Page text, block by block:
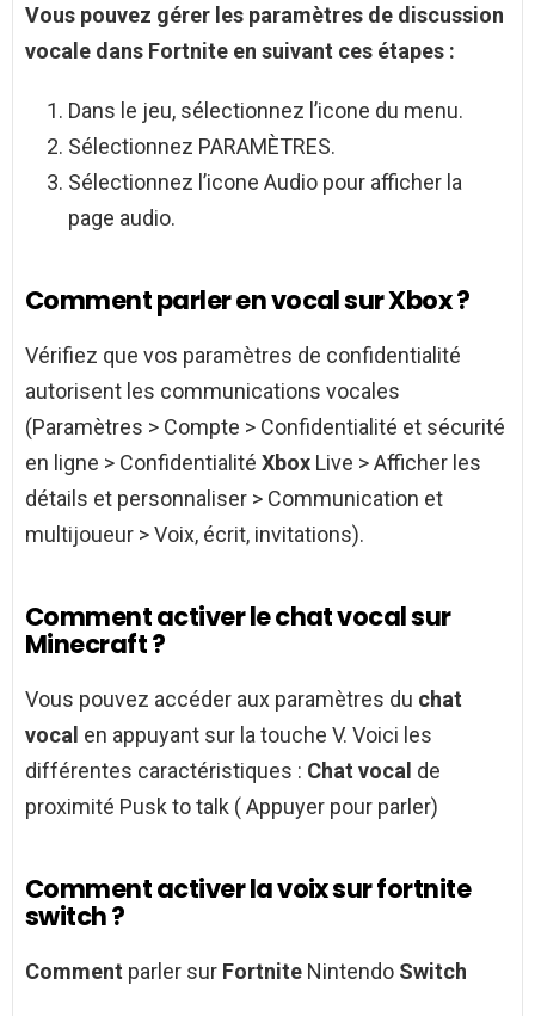
Vous pouvez gérer les paramètres de discussion
vocale dans Fortnite en suivant ces étapes :
Dans le jeu, sélectionnez l’icone du menu.
Sélectionnez PARAMÈTRES.
Sélectionnez l’icone Audio pour afficher la
page audio.
Comment parler en vocal sur Xbox ?
Vérifiez que vos paramètres de confidentialité
autorisent les communications vocales
(Paramètres > Compte > Confidentialité et sécurité
en ligne > Confidentialité Xbox Live > Afficher les
détails et personnaliser > Communication et
multijoueur > Voix, écrit, invitations).
Comment activer le chat vocal sur
Minecraft ?
Vous pouvez accéder aux paramètres du chat
vocal en appuyant sur la touche V. Voici les
différentes caractéristiques : Chat vocal de
proximité Pusk to talk ( Appuyer pour parler)
Comment activer la voix sur fortnite
switch ?
Comment parler sur Fortnite Nintendo Switch